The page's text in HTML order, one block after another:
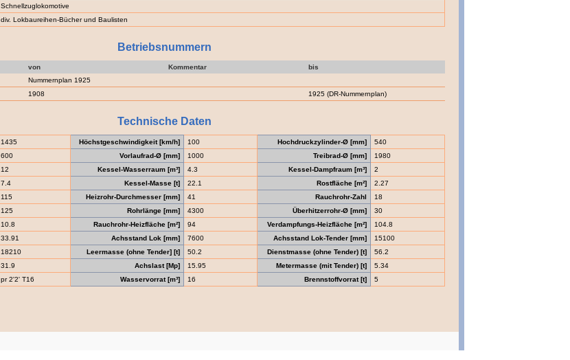
Schnellzuglokomotive
div. Lokbaureihen-Bücher und Baulisten
Betriebsnummern
von Kommentar
bis
Nummernplan 1925
1908 1925 (DR-Nummernplan)
Technische Daten
1435 Höchstgeschwindigkeit [km/h] 100 Hochdruckzylinder-Ø [mm]
540
600 Vorlaufrad-Ø [mm] 1000 Treibrad-Ø [mm]
1980
12 Kessel-Wasserraum [m³] 4.3 Kessel-Dampfraum [m³]
2
7.4 Kessel-Masse [t] 22.1 Rostfläche [m²]
2.27
115 Heizrohr-Durchmesser [mm] 41 Rauchrohr-Zahl
18
125 Rohrlänge [mm] 4300 Überhitzerrohr-Ø [mm]
30
10.8 Rauchrohr-Heizfläche [m²] 94 Verdampfungs-Heizfläche [m²]
104.8
33.91 Achsstand Lok [mm] 7600 Achsstand Lok-Tender [mm]
15100
18210 Leermasse (ohne Tender] [t] 50.2 Dienstmasse (ohne Tender) [t]
56.2
31.9 Achslast [Mp] 15.95 Metermasse (mit Tender) [t]
5.34
pr 2'2' T16 Wasservorrat [m³] 16 Brennstoffvorrat [t] 5